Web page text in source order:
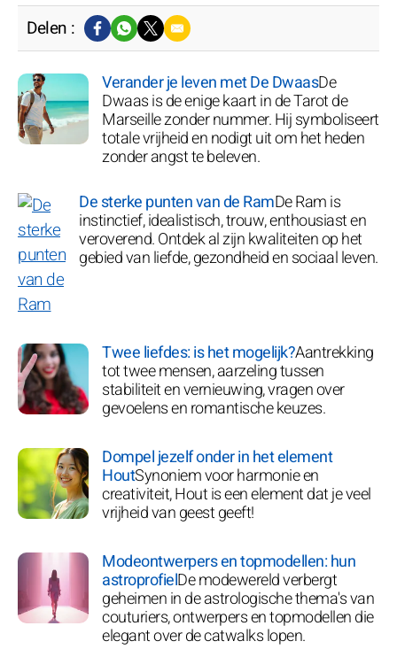
Delen :
Verander je leven met De DwaasDe
Dwaas is de enige kaart in de Tarot de
Marseille zonder nummer. Hij symboliseert
totale vrijheid en nodigt uit om het heden
zonder angst te beleven.
De sterke punten van de RamDe Ram is
instinctief, idealistisch, trouw, enthousiast en
veroverend. Ontdek al zijn kwaliteiten op het
gebied van liefde, gezondheid en sociaal leven.
Twee liefdes: is het mogelijk?Aantrekking
tot twee mensen, aarzeling tussen
stabiliteit en vernieuwing, vragen over
gevoelens en romantische keuzes.
Dompel jezelf onder in het element
HoutSynoniem voor harmonie en
creativiteit, Hout is een element dat je veel
vrijheid van geest geeft!
Modeontwerpers en topmodellen: hun
astroprofielDe modewereld verbergt
geheimen in de astrologische thema's van
couturiers, ontwerpers en topmodellen die
elegant over de catwalks lopen.